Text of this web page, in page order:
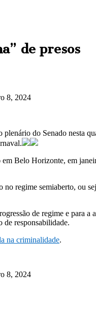
de presos
8, 2024
do Senado nesta
em Belo Horizonte, em
no regime semiaberto, ou
de regime e para
de responsabilidade.
na criminalidade.
8, 2024